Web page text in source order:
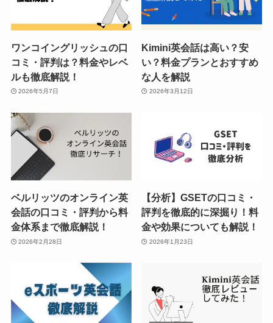
ワンコイングリッシュの口
コミ・評判は？料金やレベ
ルも徹底解説！
2026年5月7日
Kimini英会話は高い？安
い？料金プランとおすすめ
な人を解説
2026年3月12日
ベルリッツのオンライン英
会話の口コミ・評判から料
金体系まで徹底解説！
2026年2月28日
【分析】GSETの口コミ・
評判を徹底的に深掘り！料
金や効果についても解説！
2026年1月23日